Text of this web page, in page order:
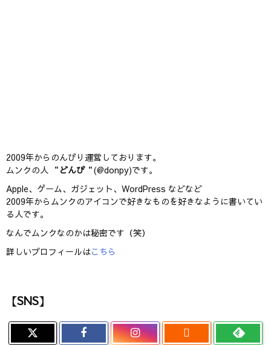
2009年からのんびり運営しております。
ムンクの人 “ どんぴ“(@donpy)です。
Apple、ゲーム、ガジェット、WordPress などなど
2009年からムンクのアイコンで好きなものを好きなように書いてい
る人です。
なんでムンクなのかは秘密です（笑）
詳しいプロフィールはこちら
【SNS】
